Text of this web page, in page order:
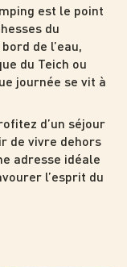
est le point
du
de l’eau,
du Teich ou
journée se vit à
d’un séjour
de vivre dehors
adresse idéale
l’esprit du